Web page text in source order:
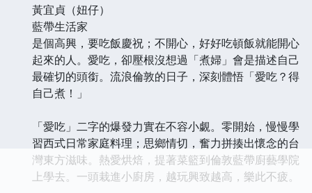
黃宜貞（妞仔）
藍帶生活家
是個高興，要吃飯慶祝；不開心，好好吃頓飯就能開心
起來的人。愛吃，卻壓根沒想過「煮婦」會是描述自己
最確切的頭銜。流浪倫敦的日子，深刻體悟「愛吃？得
自己煮！」
「愛吃」二字的爆發力實在不容小覷。零開始，慢慢學
習西式日常家庭料理；思鄉情切，奮力拼揍出懷念的台
灣東方滋味。熱愛烘焙，提著菜籃到倫敦藍帶廚藝學院
上學去。一頭栽進小廚房，越玩興致越高，樂此不疲。